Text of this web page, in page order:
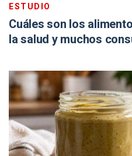
ESTUDIO
Cuáles son los
la salud y muchos